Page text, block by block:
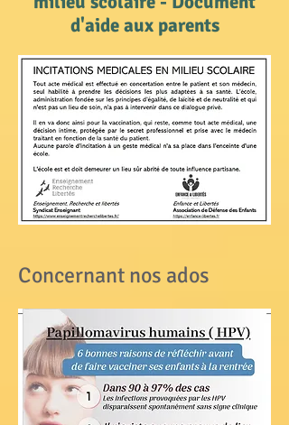
d'aide aux parents
Concernant nos ados